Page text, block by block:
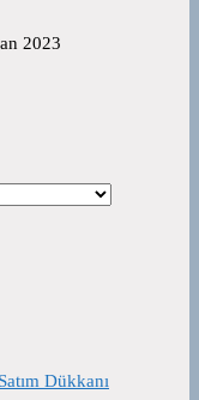
2023
Dükkanı